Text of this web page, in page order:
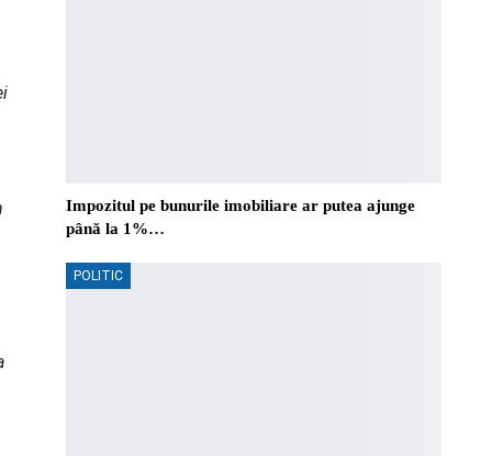
Impozitul pe bunurile imobiliare ar putea ajunge
până la 1%…
POLITIC